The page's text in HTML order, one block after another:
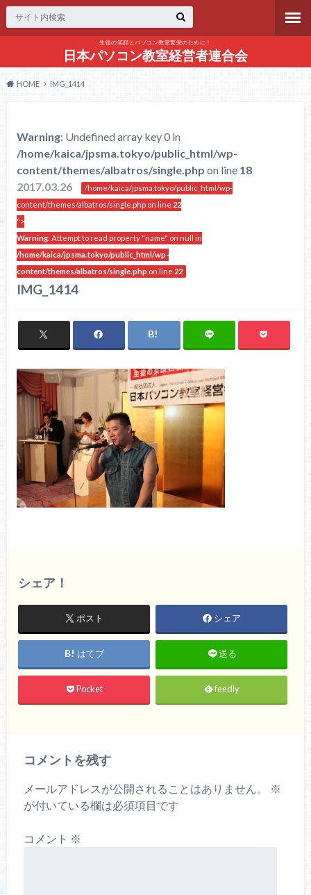
生徒の笑顔とパソコン教室繁栄のために！
日本パソコン教室経営者連合会
HOME IMG_1414
Warning: Undefined array key 0 in
/home/kaica/jpsma.tokyo/public_html/wp-
content/themes/albatros/single.php on line 18
2017.03.26
/home/kaica/jpsma.tokyo/public_html/wp-
content/themes/albatros/single.php on line 22
">
Warning: Attempt to read property "name" on null in
/home/kaica/jpsma.tokyo/public_html/wp-
content/themes/albatros/single.php on line 22
IMG_1414
シェア！
ポスト シェア
はてブ 送る
Pocket feedly
コメントを残す
メールアドレスが公開されることはありません。
※
が付いている欄は必須項目です
コメント ※